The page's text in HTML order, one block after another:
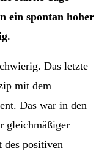
ein spontan hoher
Das letzte
mit dem
Das war in den
gleichmäßiger
des positiven